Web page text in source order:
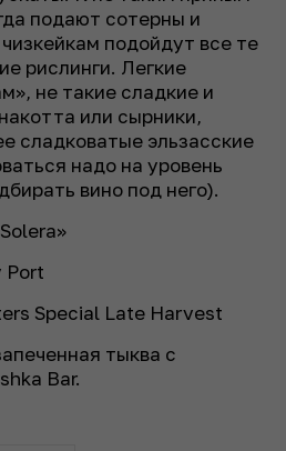
подают сотерны и
подойдут все те
рислинги. Легкие
не такие сладкие и
или сырники,
сладковатые эльзасские
надо на уровень
вино под него).
Solera»
Port
Special Late Harvest
тыква с
Bar.